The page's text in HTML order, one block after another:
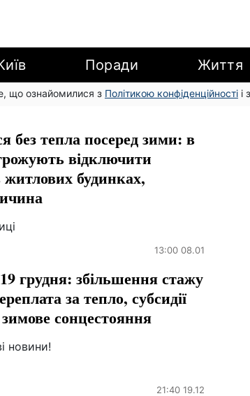
Поради Життя
що ознайомилися з Політикою конфіденційності і
без тепла посеред зими: в
відключити
будинках,
13:00 08.01
грудня: збільшення стажу
за тепло, субсидії
сонцестояння
новини!
21:40 19.12